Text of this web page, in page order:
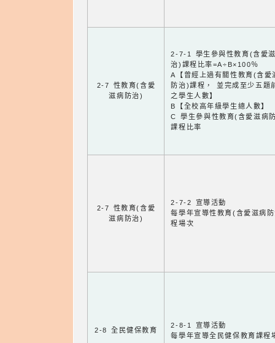
2-7 性教育(含愛
滋病防治)
2-7-1 學生參與性教育(含愛
治)課程比率=A÷B×100％
A【曾經上過有關性教育(含愛
防治)課程， 並完成至少五題
之學生人數】
B【全校高年級學生總人數】
C 學生參與性教育(含愛滋病
課程比率
2-7 性教育(含愛
滋病防治)
2-7-2 宣導活動
每學年宣導性教育(含愛滋病
程場次
2-8 全民健保教育
2-8-1 宣導活動
每學年宣導全民健保教育課程